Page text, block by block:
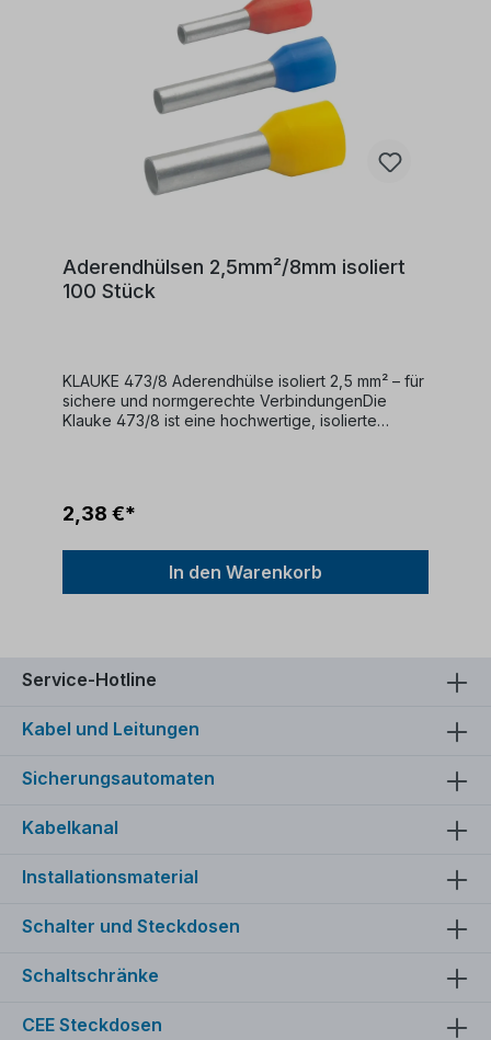
Aderendhülsen 2,5mm²/8mm isoliert
100 Stück
KLAUKE 473/8 Aderendhülse isoliert 2,5 mm² – für
sichere und normgerechte VerbindungenDie
Klauke 473/8 ist eine hochwertige, isolierte
für dauerhaft sichere elektrische
nach DIN 46228 Teil 4Material: Elektrolytisch
verzinntes Kupfer mit Kunststoff-
Klauke-Qualität für Profis.
2,38 €*
In den Warenkorb
Service-Hotline
Kabel und Leitungen
Sicherungsautomaten
Kabelkanal
Installationsmaterial
Schalter und Steckdosen
Schaltschränke
CEE Steckdosen